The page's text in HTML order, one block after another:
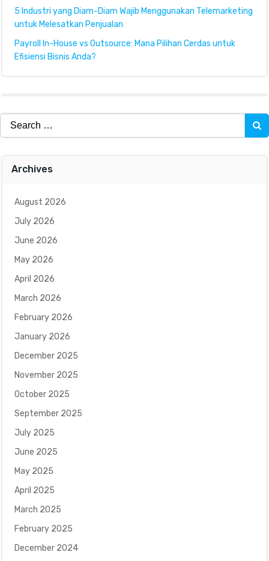
5 Industri yang Diam-Diam Wajib Menggunakan Telemarketing
untuk Melesatkan Penjualan
Payroll In-House vs Outsource: Mana Pilihan Cerdas untuk
Efisiensi Bisnis Anda?
Search
for:
Archives
August 2026
July 2026
June 2026
May 2026
April 2026
March 2026
February 2026
January 2026
December 2025
November 2025
October 2025
September 2025
July 2025
June 2025
May 2025
April 2025
March 2025
February 2025
December 2024